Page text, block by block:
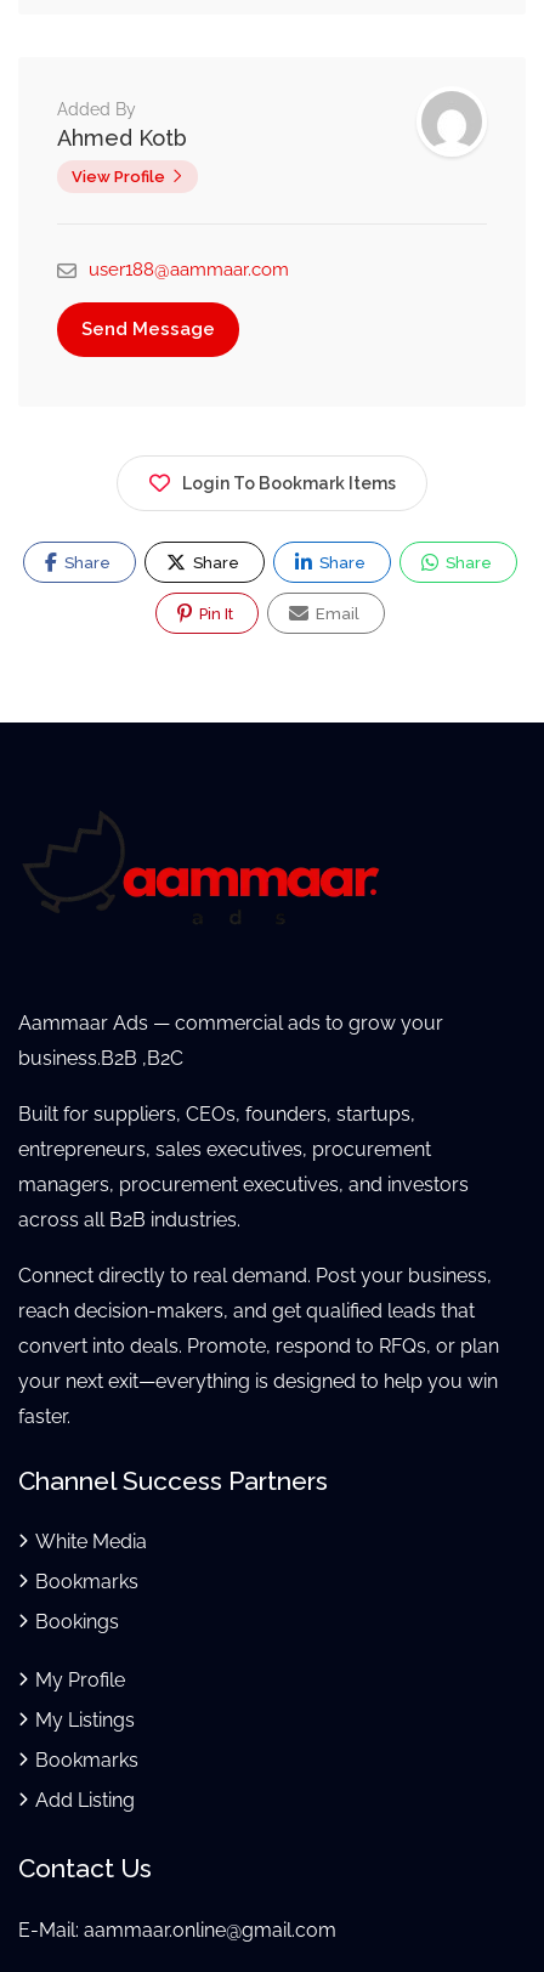
Added By
Ahmed Kotb
View Profile
user188@aammaar.com
Send Message
Login To Bookmark Items
Share Share Share Share
Pin It Email
Aammaar Ads — commercial ads to grow your
business.B2B ,B2C
Built for suppliers, CEOs, founders, startups,
entrepreneurs, sales executives, procurement
managers, procurement executives, and investors
across all B2B industries.
Connect directly to real demand. Post your business,
reach decision-makers, and get qualified leads that
convert into deals. Promote, respond to RFQs, or plan
your next exit—everything is designed to help you win
faster.
Channel Success Partners
White Media
Bookmarks
Bookings
My Profile
My Listings
Bookmarks
Add Listing
Contact Us
E-Mail: aammaar.online@gmail.com